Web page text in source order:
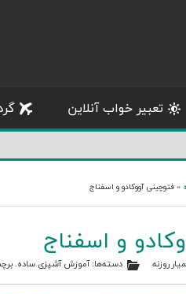
تعبیر خواب آنلاین
»فتوچینی آووکادو و اسفناج
و اسفناج
روزنه دسته‌ها:آموزش آشپزی ساده.